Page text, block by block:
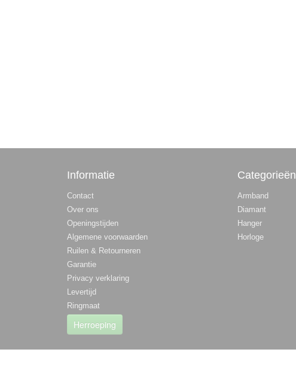
Informatie
Contact
Over ons
Openingstijden
Algemene voorwaarden
Ruilen & Retourneren
Garantie
Privacy verklaring
Levertijd
Ringmaat
Herroeping
Categorieën
Armband
Diamant
Hanger
Horloge